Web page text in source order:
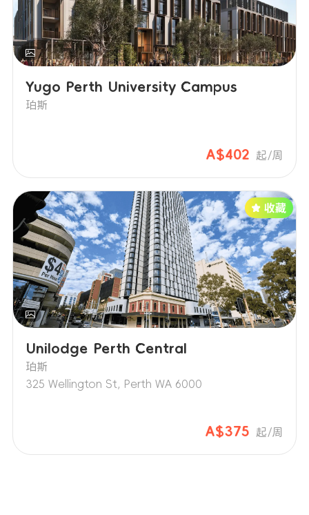
Yugo Perth University Campus
珀斯
A$402 起/周
Unilodge Perth Central
珀斯
325 Wellington St, Perth WA 6000
A$375 起/周